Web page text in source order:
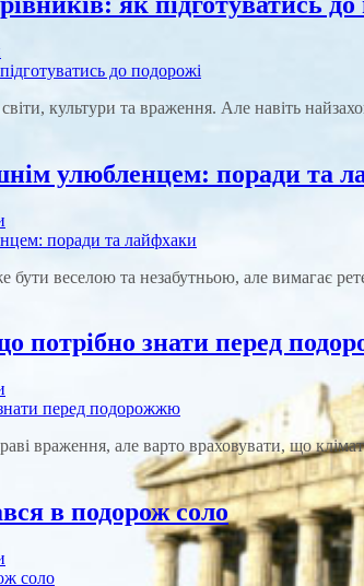
культури та враження. Але навіть
улюбленцем: поради та
веселою та незабутньою, але вимагає
потрібно знати перед
враження, але варто враховувати, що
в подорож соло